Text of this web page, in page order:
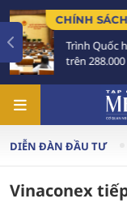
5 vùng Thủ đô
DIỄN ĐÀN ĐẦU TƯ
Vinaconex